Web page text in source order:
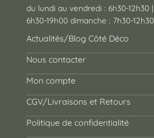
du lundi au vendredi : 6h30-12h30
6h30-19h00 dimanche : 7h30-12h30
Actualités/Blog Côté Déco
Nous contacter
Mon compte
CGV/Livraisons et Retours
Politique de confidentialité